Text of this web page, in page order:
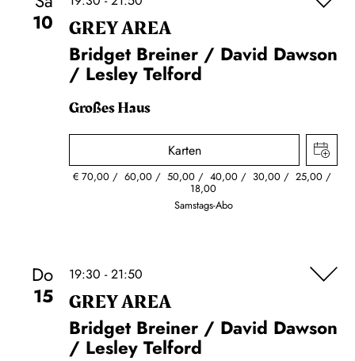
10
GREY AREA
Bridget Breiner / David Dawson
/ Lesley Telford
Großes Haus
Karten
€ 70,00 60,00 50,00 40,00 30,00 25,00
18,00
Samstags-Abo
Do
15
19:30 - 21:50
GREY AREA
Bridget Breiner / David Dawson
/ Lesley Telford